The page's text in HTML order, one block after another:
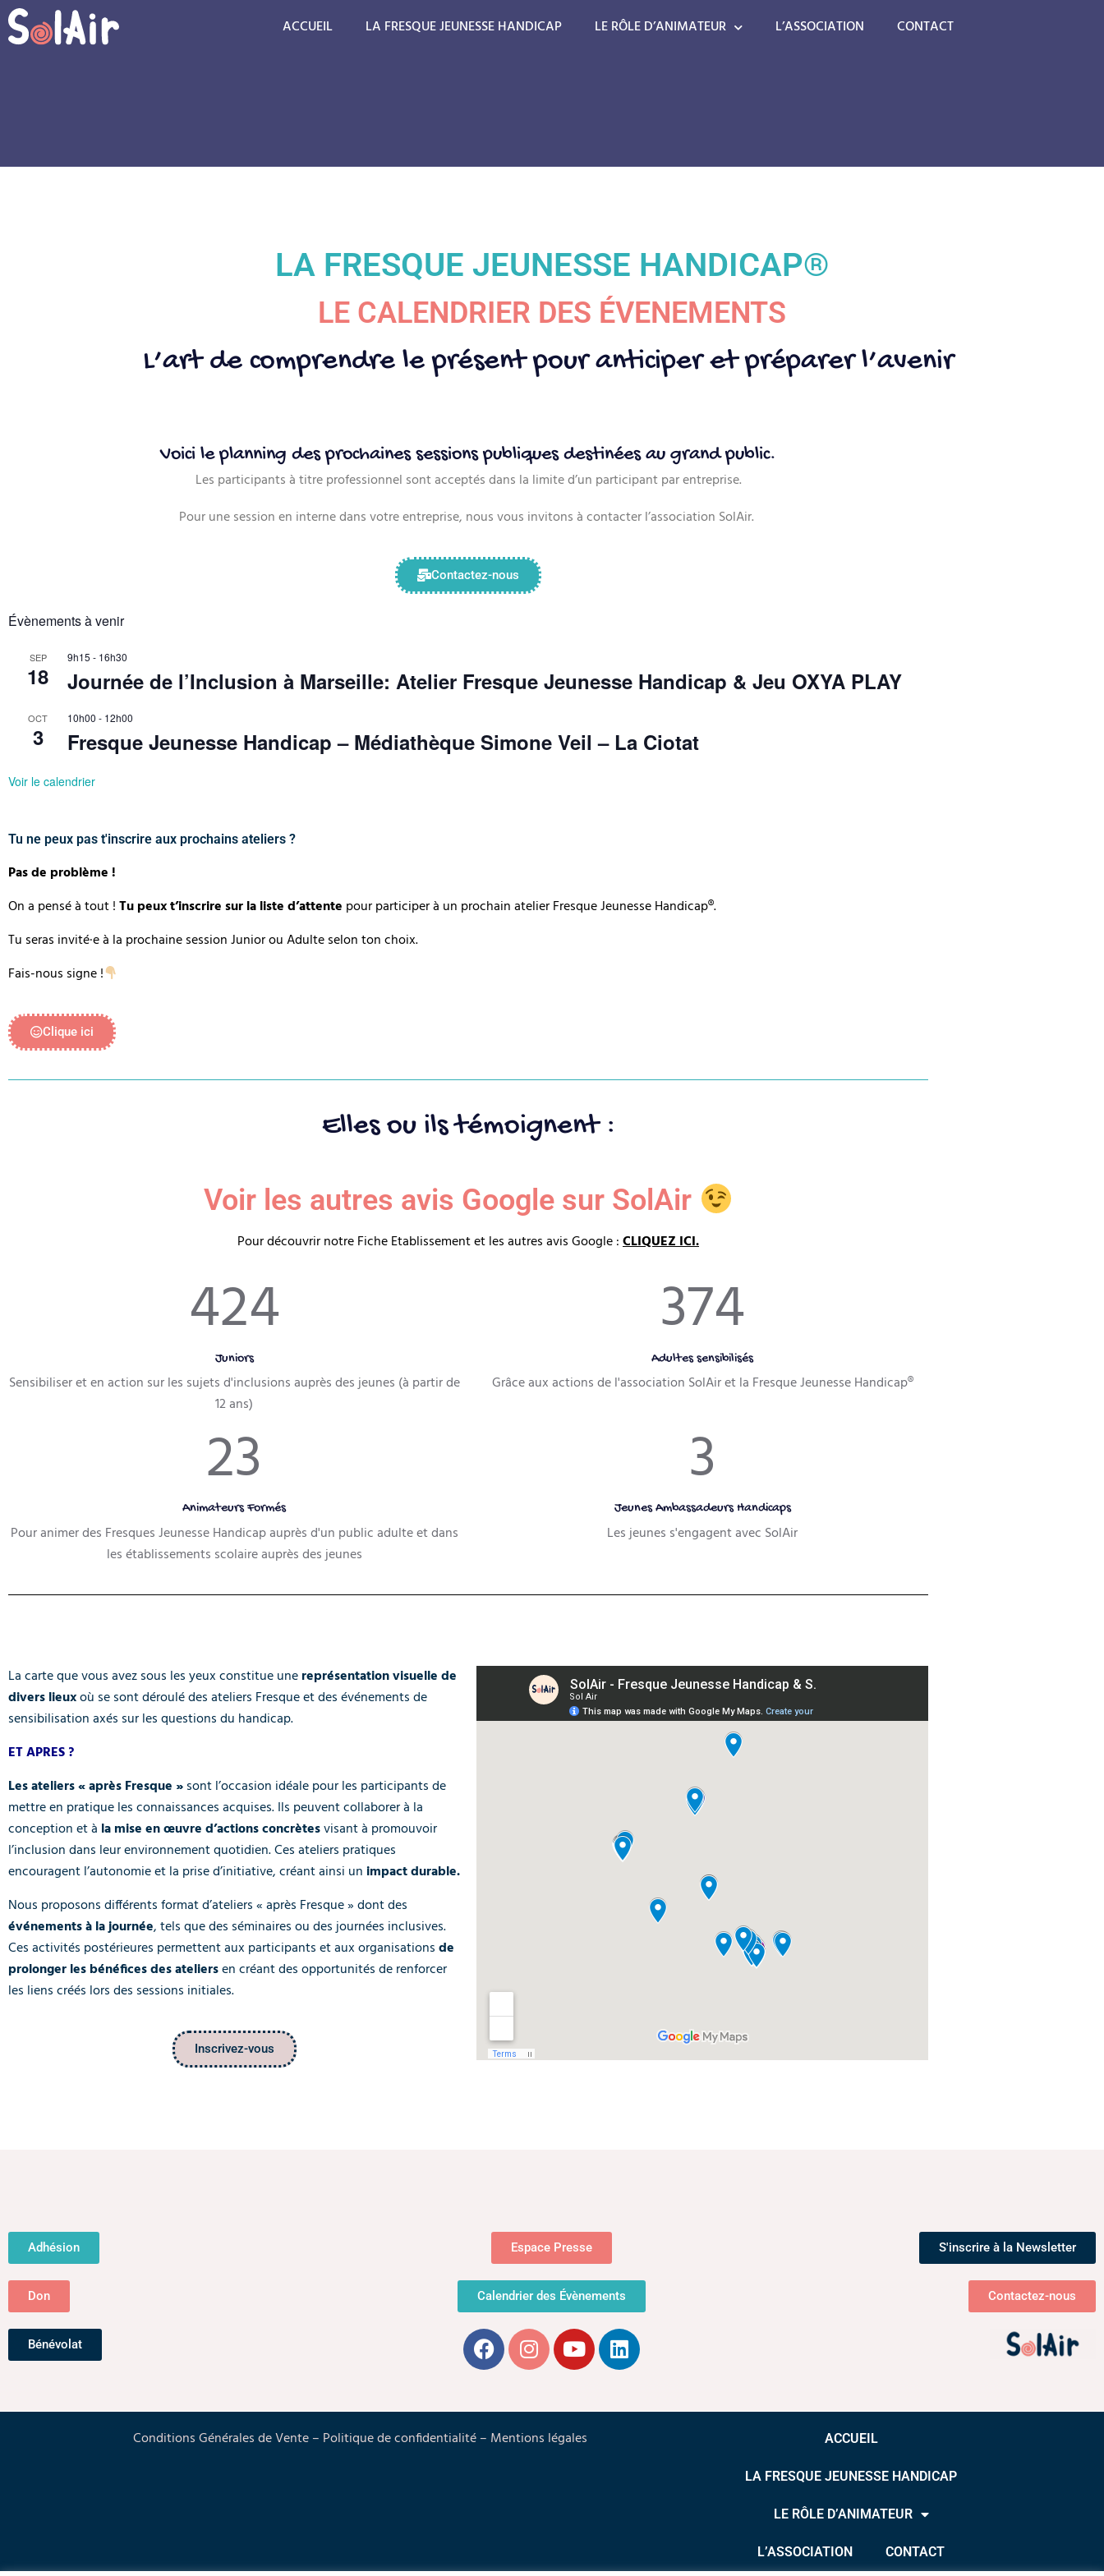
ACCUEIL LA FRESQUE JEUNESSE HANDICAP LE RÔLE D’ANIMATEUR L’ASSOCIATION CONTACT
LA FRESQUE JEUNESSE HANDICAP®
LE CALENDRIER DES ÉVENEMENTS
L’art de comprendre le présent pour anticiper et préparer l’avenir
Voici le planning des prochaines sessions publiques destinées au grand public.
Les participants à titre professionnel sont acceptés dans la limite d’un participant par entreprise.
Pour une session en interne dans votre entreprise, nous vous invitons à contacter l’association SolAir.
Contactez-nous
Évènements à venir
SEP
18
9h15 - 16h30
Journée de l’Inclusion à Marseille: Atelier Fresque Jeunesse Handicap & Jeu OXYA PLAY
OCT
3
10h00 - 12h00
Fresque Jeunesse Handicap – Médiathèque Simone Veil – La Ciotat
Voir le calendrier
Tu ne peux pas t'inscrire aux prochains ateliers ?
Pas de problème !
On a pensé à tout !Tu peux t’inscrire sur la liste d’attente pour participer à un prochain atelier Fresque Jeunesse Handicap®.
Tu seras invité·e à la prochaine session Junior ou Adulte selon ton choix.
Fais-nous signe !
Clique ici
Elles ou ils témoignent :
Voir les autres avis Google sur SolAir
Pour découvrir notre Fiche Etablissement et les autres avis Google :CLIQUEZ ICI.
431
Juniors
Sensibiliser et en action sur les sujets d'inclusions auprès des jeunes (à partir de
12 ans)
381
Adultes sensibilisés
Grâce aux actions de l'association SolAir et la Fresque Jeunesse Handicap®
29
Animateurs Formés
Pour animer des Fresques Jeunesse Handicap auprès d'un public adulte et dans
les établissements scolaire auprès des jeunes
3
Jeunes Ambassadeurs Handicaps
Les jeunes s'engagent avec SolAir
La carte que vous avez sous les yeux constitue unereprésentation visuelle de
divers lieuxoù se sont déroulé des ateliers Fresque et des événements de
sensibilisation axés sur les questions du handicap.
ET APRES ?
Les ateliers « après Fresque »sont l’occasion idéale pour les participants de
mettre en pratique les connaissances acquises. Ils peuvent collaborer à la
conception et à la mise en œuvre d’actions concrètesvisant à promouvoir
l’inclusion dans leur environnement quotidien. Ces ateliers pratiques
encouragent l’autonomie et la prise d’initiative, créant ainsi unimpact durable.
Nous proposons différents format d’ateliers « après Fresque » dont des
événements à la journée, tels que des séminaires ou des journées inclusives.
Ces activités postérieures permettent aux participants et aux organisationsde
prolonger les bénéfices des ateliersen créant des opportunités de renforcer
les liens créés lors des sessions initiales.
Inscrivez-vous
Adhésion
Don
Bénévolat
Espace Presse
Calendrier des Évènements
S'inscrire à la Newsletter
Contactez-nous
Conditions Générales de Vente– Politique de confidentialité– Mentions légales ACCUEIL
LA FRESQUE JEUNESSE HANDICAP
LE RÔLE D’ANIMATEUR
L’ASSOCIATION CONTACT